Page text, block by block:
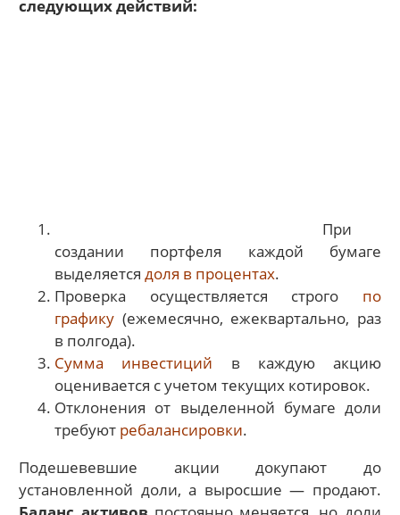
следующих действий:
При
создании портфеля каждой бумаге
выделяетсядоля в процентах.
Проверка осуществляется строго по
графику (ежемесячно, ежеквартально, раз
в полгода).
Сумма инвестиций в каждую акцию
оценивается с учетом текущих котировок.
Отклонения от выделенной бумаге доли
требуют ребалансировки.
Подешевевшие акции докупают до
установленной доли, а выросшие — продают.